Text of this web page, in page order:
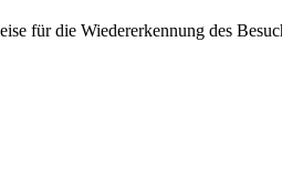
für die Wiedererkennung des